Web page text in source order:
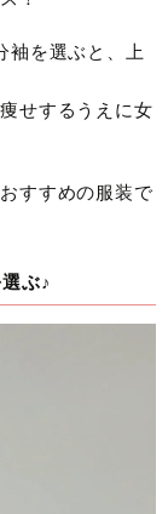
袖を選ぶと、上
せするうえに女
すすめの服装で
ぶ♪